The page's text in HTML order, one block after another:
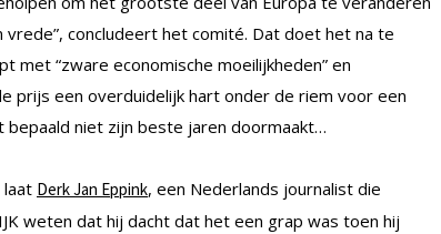
concludeert het comité. Dat doet het na te
met “zware economische moeilijkheden” en
prijs een overduidelijk hart onder de riem voor een
niet zijn beste jaren doormaakt…
Derk Jan Eppink, een Nederlands journalist die
weten dat hij dacht dat het een grap was toen hij